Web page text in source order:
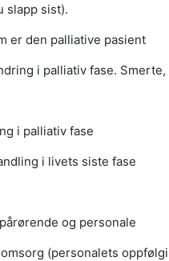
slapp sist).
er den palliative pasient
i palliativ fase.
i palliativ fase
i livets siste fase
og personale
(personalets